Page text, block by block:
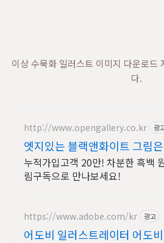
이상 수묵화 일러스트 이미지 다운로드
다.
http://www.opengallery.co.kr 광
엣지있는 블랙앤화이트 그림
갤러리에서!
누적가입고객 20만! 차분한 흑백
림구독으로 만나보세요!
https://www.adobe.com/kr 광고
어도비 일러스트레이터 어도